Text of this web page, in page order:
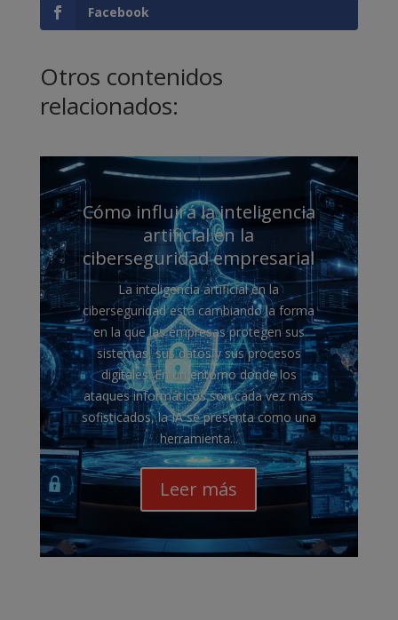
Facebook
Otros contenidos
relacionados:
Cómo influirá la inteligencia
artificial en la
ciberseguridad empresarial
La inteligencia artificial en la
ciberseguridad está cambiando la forma
en la que las empresas protegen sus
sistemas, sus datos y sus procesos
digitales. En un entorno donde los
ataques informáticos son cada vez más
sofisticados, la IA se presenta como una
herramienta...
Leer más